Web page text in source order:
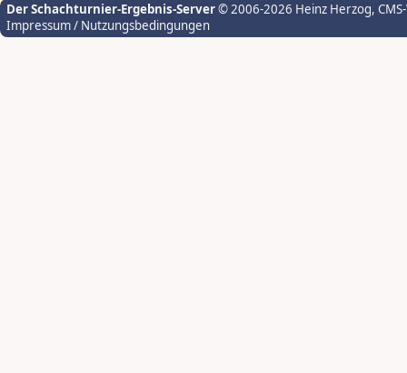
Der Schachturnier-Ergebnis-Server© 2006-2026 Heinz Herzog,
Impressum / Nutzungsbedingungen